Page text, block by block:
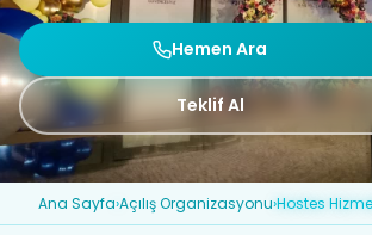
Hemen Ara
Teklif Al
Ana Sayfa›Açılış Organizasyonu›Hostes